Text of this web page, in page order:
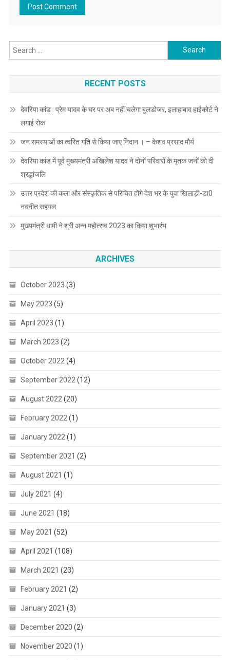
Search
for:
RECENT POSTS
देवरिया कांड : प्रेम यादव के घर पर अब नहीं चलेगा बुलडोजर, इलाहाबाद हाईकोर्ट ने
लगाई रोक
जन समस्याओं का त्वरित गति से किया जाए निदान । – केशव प्रसाद मौर्य
देवरिया कांड में पूर्व मुख्यमंत्री अखिलेश यादव ने दोनों परिवारों के मृतक जनों को दी
श्रद्धांजलि
उत्तर प्रदेश की कला और संस्कृतिक से परिचित होंगे देश भर के युवा खिलाड़ी-डा0
नवनीत सहगल
मुख्यमंत्री धामी ने श्री अन्न महोत्सव 2023 का किया शुभारंभ
ARCHIVES
October 2023 (3)
May 2023 (5)
April 2023 (1)
March 2023 (2)
October 2022 (4)
September 2022 (12)
August 2022 (20)
February 2022 (1)
January 2022 (1)
September 2021 (2)
August 2021 (1)
July 2021 (4)
June 2021 (18)
May 2021 (52)
April 2021 (108)
March 2021 (23)
February 2021 (2)
January 2021 (3)
December 2020 (2)
November 2020 (1)